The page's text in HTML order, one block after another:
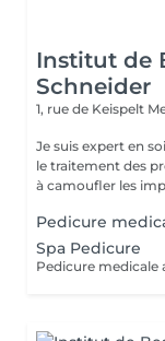
Institut de
Schneider
1, rue de Keispelt
Je suis expert en soins
le traitement des problèmes de
à camoufler les
Pedicure
Spa Pedicure
Pedicure medicale